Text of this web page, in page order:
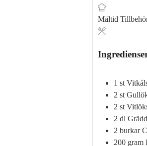
Måltid
1 st
2 st
2 st
2 dl
2 burkar
200 gram